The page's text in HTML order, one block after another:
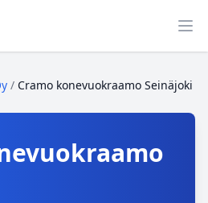
/ Cramo konevuokraamo Seinäjoki